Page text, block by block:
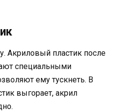
Акриловый пластик после
специальными
ему тускнеть. В
выгорает, акрил